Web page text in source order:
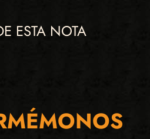
ESTA NOTA